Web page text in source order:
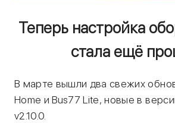
Теперь настройка
стала ещё
В марте вышли два свежих
Home и Bus77 Lite, новые в
v2.10.0.